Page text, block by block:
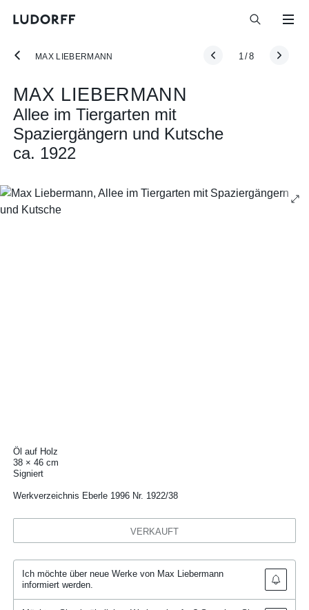
MAX LIEBERMANN 1 /8
MAX LIEBERMANN
Allee im Tiergarten mit
Spaziergängern und Kutsche
ca. 1922
Öl auf Holz
38 × 46 cm
Signiert
Werkverzeichnis Eberle 1996 Nr. 1922/38
VERKAUFT
Ich möchte über neue Werke von Max Liebermann
informiert werden.